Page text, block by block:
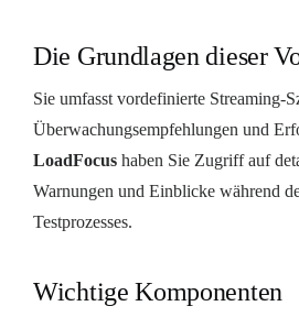
Die Grundlagen dieser
Sie umfasst vordefinierte Streaming-
Überwachungsempfehlungen und
LoadFocus haben Sie Zugriff auf
Warnungen und Einblicke während
Testprozesses.
Wichtige Komponenten